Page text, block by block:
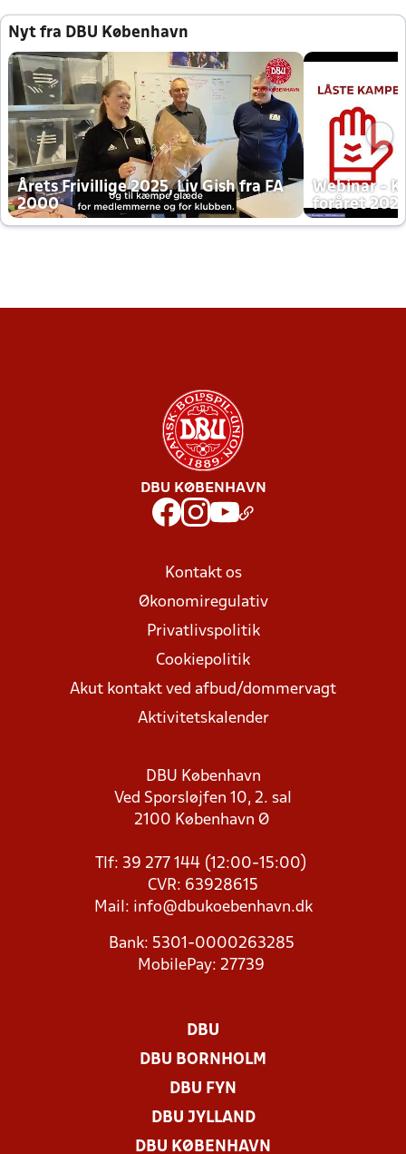
Nyt fra DBU København
Årets Frivillige 2025, Liv Gish fra FA
2000
Webinar -
foråret
DBU KØBENHAVN
Kontakt os
Økonomiregulativ
Privatlivspolitik
Cookiepolitik
Akut kontakt ved afbud/dommervagt
Aktivitetskalender
DBU København
Ved Sporsløjfen 10, 2. sal
2100 København Ø
Tlf: 39 277 144 (12:00-15:00)
CVR: 63928615
Mail: info@dbukoebenhavn.dk
Bank: 5301-0000263285
MobilePay: 27739
DBU
DBU BORNHOLM
DBU FYN
DBU JYLLAND
DBU KØBENHAVN